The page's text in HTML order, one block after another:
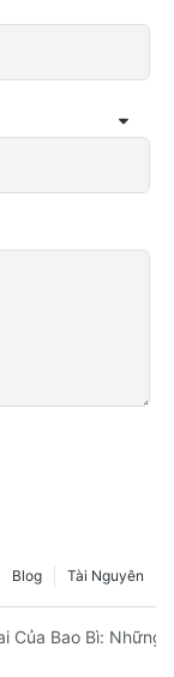
Tài Nguyên
Blog
Của Bao Bì Mềm
Của Bao Bì: Những